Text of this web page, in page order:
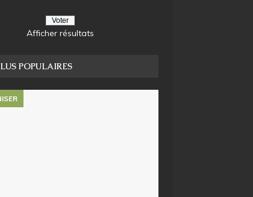
Afficher résultats
POPULAIRES